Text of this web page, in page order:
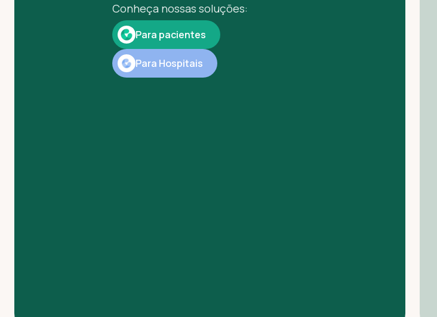
Conheça nossas soluções:
Para pacientes
Para Hospitais